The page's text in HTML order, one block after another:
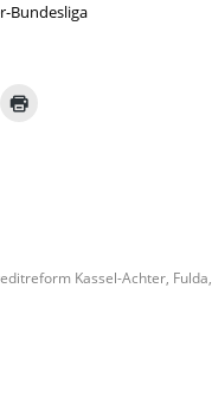
Bundesliga
Kassel-Achter, Fulda,